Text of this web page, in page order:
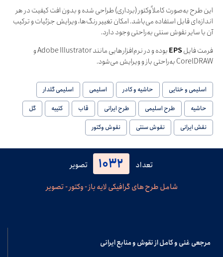
این طرح به‌صورت کاملاً وکتور (برداری) طراحی شده و بدون افت کیفیت در هر
اندازه‌ای قابل استفاده می‌باشد. امکان تغییر رنگ‌ها، ویرایش جزئیات و ترکیب
آن با سایر نقوش سنتی به‌راحتی وجود دارد.
فرمت فایلEPS
بوده و در نرم‌افزارهایی مانند Adobe Illustrator و
CorelDRAW به‌راحتی باز و ویرایش می‌شود.
اسلیمی و ختایی حاشیه و کادر اسلیمی
اسلیمی گلدار
حاشیه
طرح اسلیمی طرح ایرانی قاب کتیبه
گل
نقش ایرانی
نقوش سنتی نقوش وکتور
تعداد 1032
تصویر
شامل طرح های گرافیکی لایه باز - وکتور - تصویر
مرجعی غنی و کامل از نقوش و منابع ایرانی